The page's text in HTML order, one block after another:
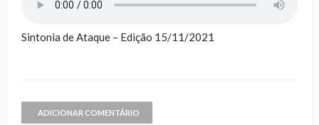
Sintonia de Ataque – Edição 15/11/2021
ADICIONAR COMENTÁRIO